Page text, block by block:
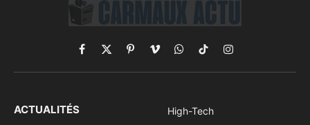
Facebook
X
(Twitter)
PinterestVimeoWhatsApp
TikTokInstagram
ACTUALITÉS
High-Tech